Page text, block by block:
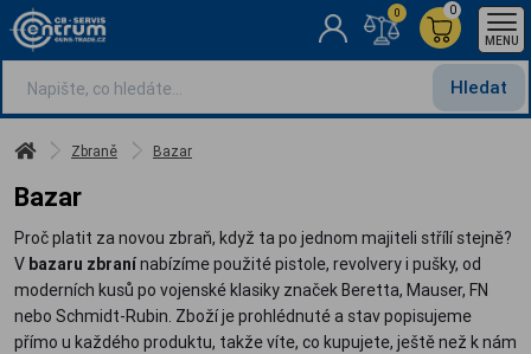
Hledat
0
0
MENU
Zbraně Bazar
Bazar
Proč platit za novou zbraň, když ta po jednom majiteli střílí stejně?
V bazaru zbranínabízíme použité pistole, revolvery i pušky, od
moderních kusů po vojenské klasiky značek Beretta, Mauser, FN
nebo Schmidt-Rubin. Zboží je prohlédnuté a stav popisujeme
přímo u každého produktu, takže víte, co kupujete, ještě než k nám